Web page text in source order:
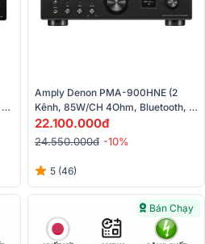
Amply Denon PMA-900HNE (2
Kênh, 85W/CH 4Ohm, Bluetooth,
Wifi, Airplay 2, Heos, Optical,
Hires)
22.100.000đ
24.550.000đ -10%
5 (46)
Bán Chạy